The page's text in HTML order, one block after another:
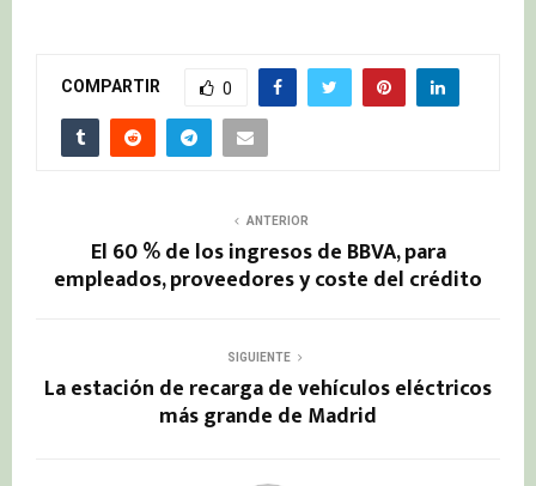
COMPARTIR 0
ANTERIOR
El 60 % de los ingresos de BBVA, para
empleados, proveedores y coste del crédito
SIGUIENTE
La estación de recarga de vehículos eléctricos
más grande de Madrid